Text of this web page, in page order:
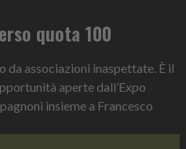
quota 100
da associazioni inaspettate. È il
aperte dall’Expo
insieme a Francesco